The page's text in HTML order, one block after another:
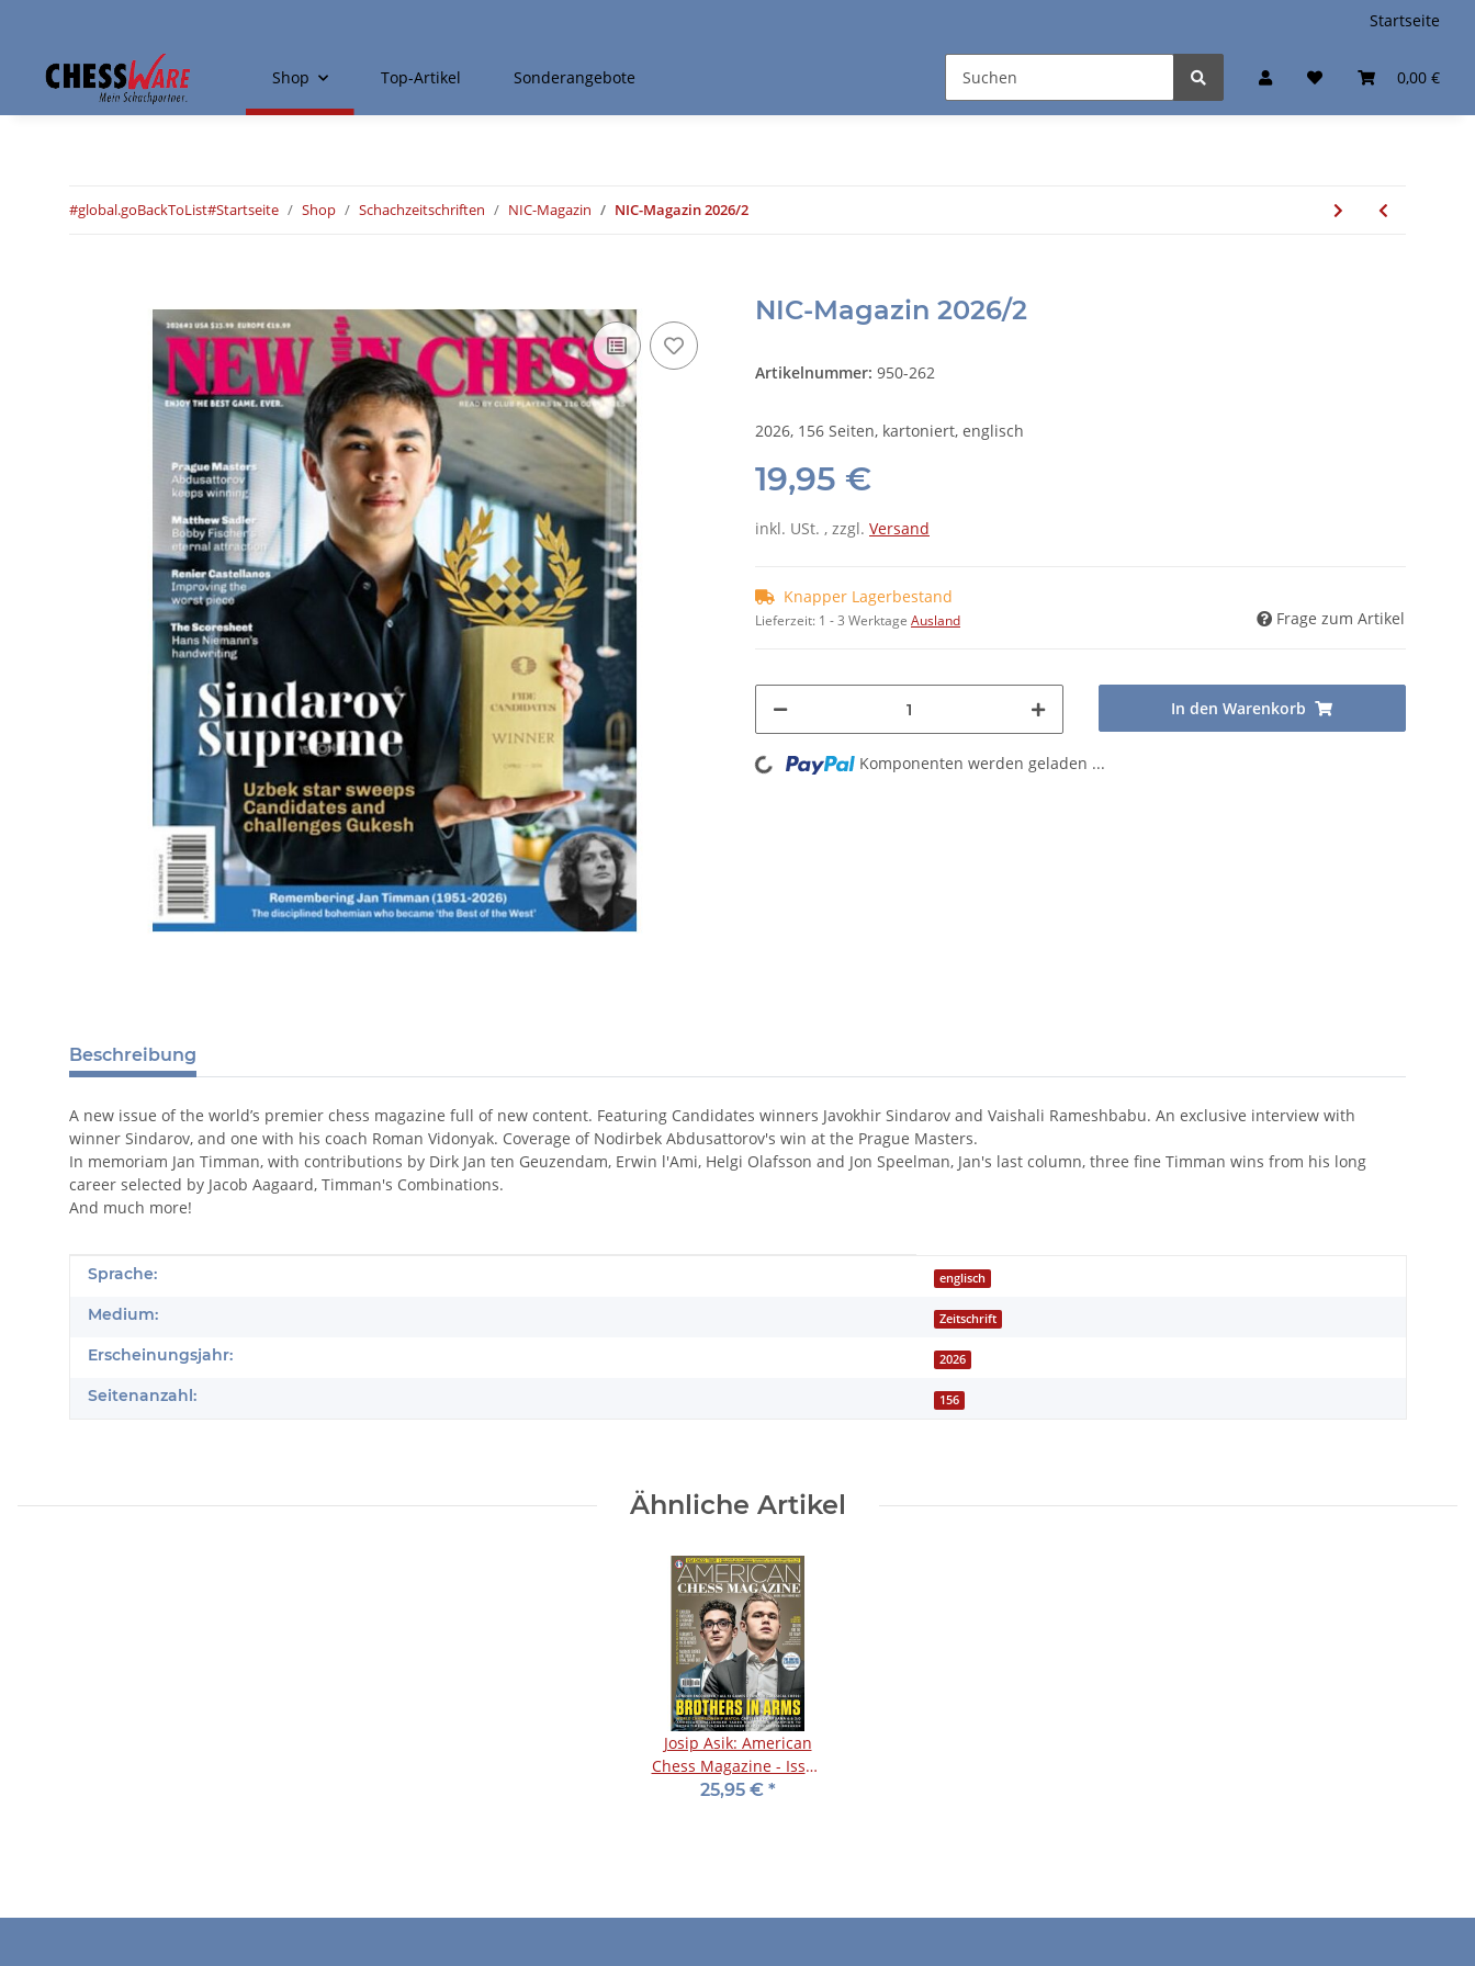
Startseite
0,00 €
Shop Top-Artikel Sonderangebote
#global.goBackToList#Startseite Shop Schachzeitschriften NIC-Magazin NIC-Magazin 2026/2
NIC-Magazin 2026/2
Artikelnummer: 950-262
2026, 156 Seiten, kartoniert, englisch
19,95 €
inkl. USt. , zzgl. Versand
Knapper Lagerbestand
Lieferzeit: 1 - 3 Werktage Ausland Frage zum Artikel
In den Warenkorb
Loading... Komponenten werden geladen ...
Beschreibung
A new issue of the world’s premier chess magazine full of new content. Featuring Candidates winners Javokhir Sindarov and Vaishali Rameshbabu. An exclusive interview with
winner Sindarov, and one with his coach Roman Vidonyak. Coverage of Nodirbek Abdusattorov's win at the Prague Masters.
In memoriam Jan Timman, with contributions by Dirk Jan ten Geuzendam, Erwin l'Ami, Helgi Olafsson and Jon Speelman, Jan's last column, three fine Timman wins from his long
career selected by Jacob Aagaard, Timman's Combinations.
And much more!
Produkteigenschaft
Wert
Sprache: englisch
Medium: Zeitschrift
Erscheinungsjahr: 2026
Seitenanzahl: 156
Ähnliche Artikel
Josip Asik: American
Chess Magazine - Issue
No. 9
25,95 € *